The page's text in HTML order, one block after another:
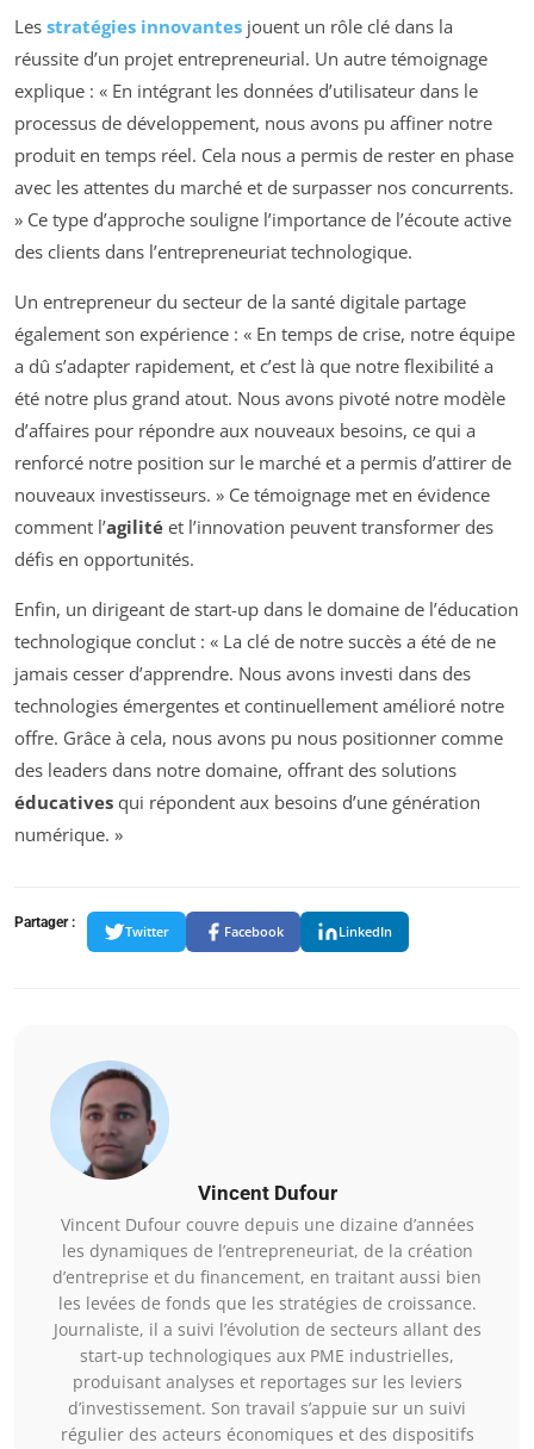
Les stratégies innovantes jouent un rôle clé dans la
réussite d’un projet entrepreneurial. Un autre témoignage
explique : « En intégrant les données d’utilisateur dans le
processus de développement, nous avons pu affiner notre
produit en temps réel. Cela nous a permis de rester en phase
avec les attentes du marché et de surpasser nos concurrents.
» Ce type d’approche souligne l’importance de l’écoute active
des clients dans l’entrepreneuriat technologique.
Un entrepreneur du secteur de la santé digitale partage
également son expérience : « En temps de crise, notre équipe
a dû s’adapter rapidement, et c’est là que notre flexibilité a
été notre plus grand atout. Nous avons pivoté notre modèle
d’affaires pour répondre aux nouveaux besoins, ce qui a
renforcé notre position sur le marché et a permis d’attirer de
nouveaux investisseurs. » Ce témoignage met en évidence
comment l’agilité et l’innovation peuvent transformer des
défis en opportunités.
Enfin, un dirigeant de start-up dans le domaine de l’éducation
technologique conclut : « La clé de notre succès a été de ne
jamais cesser d’apprendre. Nous avons investi dans des
technologies émergentes et continuellement amélioré notre
offre. Grâce à cela, nous avons pu nous positionner comme
des leaders dans notre domaine, offrant des solutions
éducatives qui répondent aux besoins d’une génération
numérique. »
Partager :
Twitter Facebook LinkedIn
Vincent Dufour
Vincent Dufour couvre depuis une dizaine d’années
les dynamiques de l’entrepreneuriat, de la création
d’entreprise et du financement, en traitant aussi bien
les levées de fonds que les stratégies de croissance.
Journaliste, il a suivi l’évolution de secteurs allant des
start-up technologiques aux PME industrielles,
produisant analyses et reportages sur les leviers
d’investissement. Son travail s’appuie sur un suivi
régulier des acteurs économiques et des dispositifs